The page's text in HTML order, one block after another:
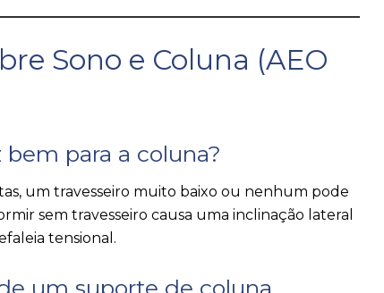
Sono e Coluna (AEO
para a coluna?
um travesseiro muito baixo ou nenhum pode
sem travesseiro causa uma inclinação lateral
tensional.